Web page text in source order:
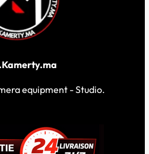
equipment - Studio.